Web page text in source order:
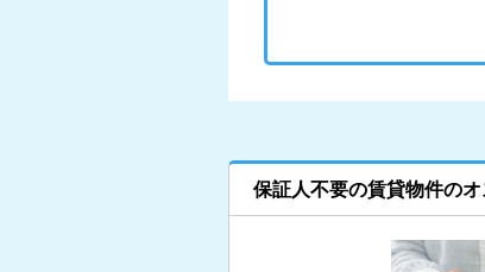
保証人不要の賃貸物件の